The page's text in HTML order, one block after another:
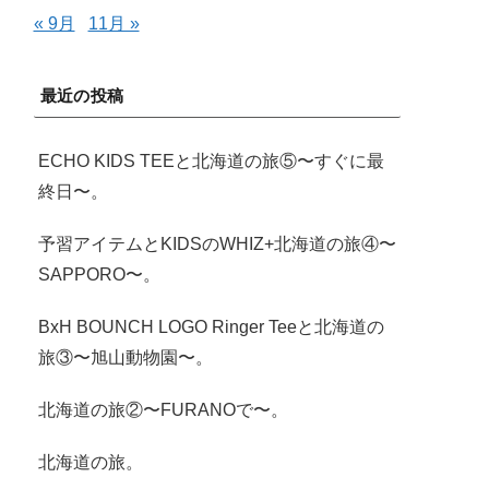
« 9月 11月 »
最近の投稿
ECHO KIDS TEEと北海道の旅⑤〜すぐに最
終日〜。
予習アイテムとKIDSのWHIZ+北海道の旅④〜
SAPPORO〜。
BxH BOUNCH LOGO Ringer Teeと北海道の
旅③〜旭山動物園〜。
北海道の旅②〜FURANOで〜。
北海道の旅。